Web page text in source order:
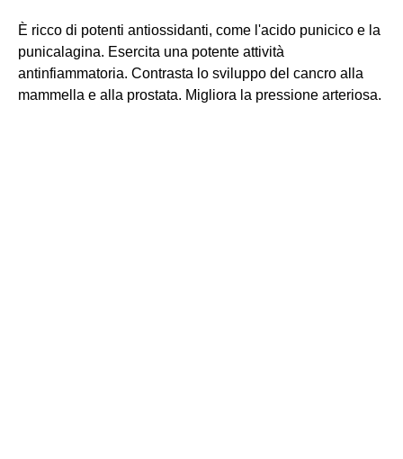
È ricco di potenti antiossidanti, come l'acido punicico e la
punicalagina. Esercita una potente attività
antinfiammatoria. Contrasta lo sviluppo del cancro alla
mammella e alla prostata. Migliora la pressione arteriosa.